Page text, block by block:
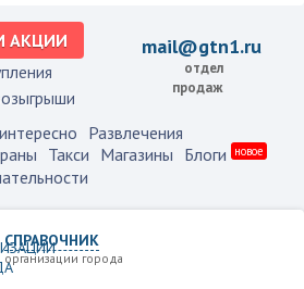
АКЦИИ
mail@gtn1.ru
отдел
продаж
Развлечения
Такси Магазины Блоги новое
СПРАВОЧНИК
организации города